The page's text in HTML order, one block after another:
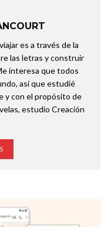
es a través de la
las letras y construir
interesa que todos
así que estudié
y con el propósito de
estudio Creación